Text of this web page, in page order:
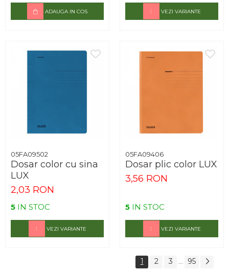
ADAUGA IN COS VEZI VARIANTE
05FA09502
Dosar color cu sina
LUX
2,03 RON
5 IN STOC
VEZI VARIANTE
05FA09406
Dosar plic color LUX
3,56 RON
5 IN STOC
VEZI VARIANTE
1 2 3 95